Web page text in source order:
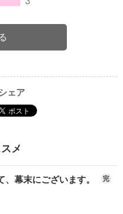
ェア
メ
、幕末にございます。 完